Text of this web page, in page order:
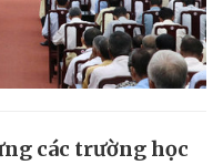
các trường học